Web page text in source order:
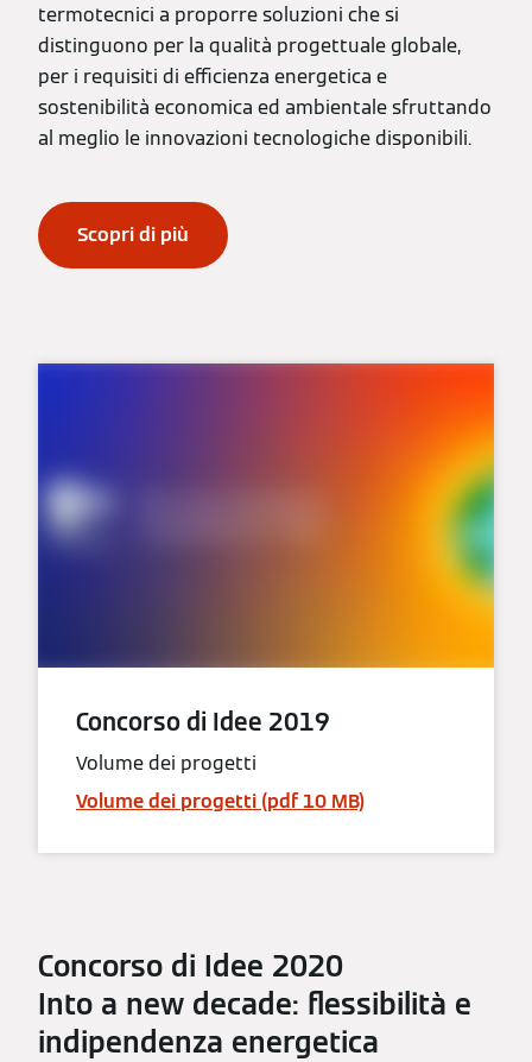
termotecnici a proporre soluzioni che si
distinguono per la qualità progettuale globale,
per i requisiti di efficienza energetica e
sostenibilità economica ed ambientale sfruttando
al meglio le innovazioni tecnologiche disponibili.
Scopri di più
Concorso di Idee 2019
Volume dei progetti
Volume dei progetti (pdf 10 MB)
Concorso di Idee 2020
Into a new decade: flessibilità e
indipendenza energetica